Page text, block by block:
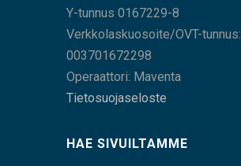
Y-tunnus 0167229-8
Verkkolaskuosoite/OVT-tunnus:
003701672298
Operaattori: Maventa
Tietosuojaseloste
HAE SIVUILTAMME